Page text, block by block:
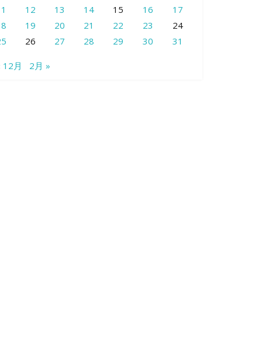
12 13 14 15 16
17
19 20 21 22 23
24
26 27 28 29 30 31
12月 2月 »